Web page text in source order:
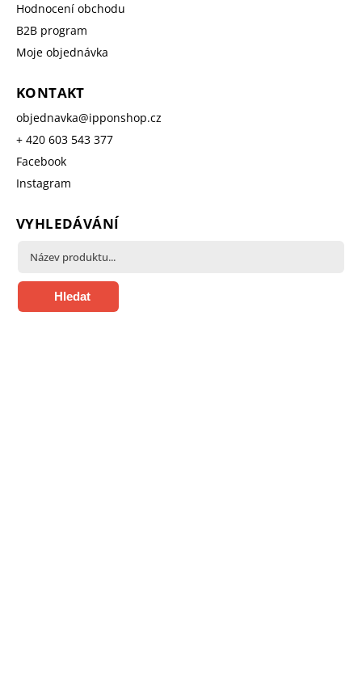
Hodnocení obchodu
B2B program
Moje objednávka
KONTAKT
objednavka@ipponshop.cz
+ 420 603 543 377
Facebook
Instagram
VYHLEDÁVÁNÍ
Hledat